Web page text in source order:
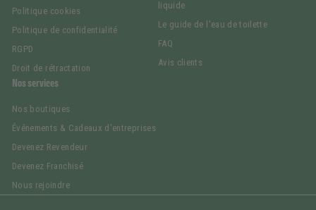
Politique cookies
Politique de confidentialité
RGPD
Droit de rétractation
liquide
Le guide de l'eau de toilette
FAQ
Avis clients
Nos services
Nos boutiques
Événements & Cadeaux d'entreprises
Devenez Revendeur
Devenez Franchisé
Nous rejoindre